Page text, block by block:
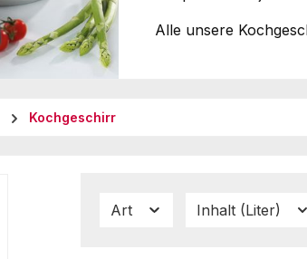
Alle unsere
Kochgeschirr
Art Inhalt (Liter)